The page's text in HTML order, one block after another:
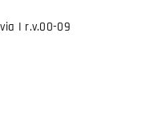
I r.v.00-09